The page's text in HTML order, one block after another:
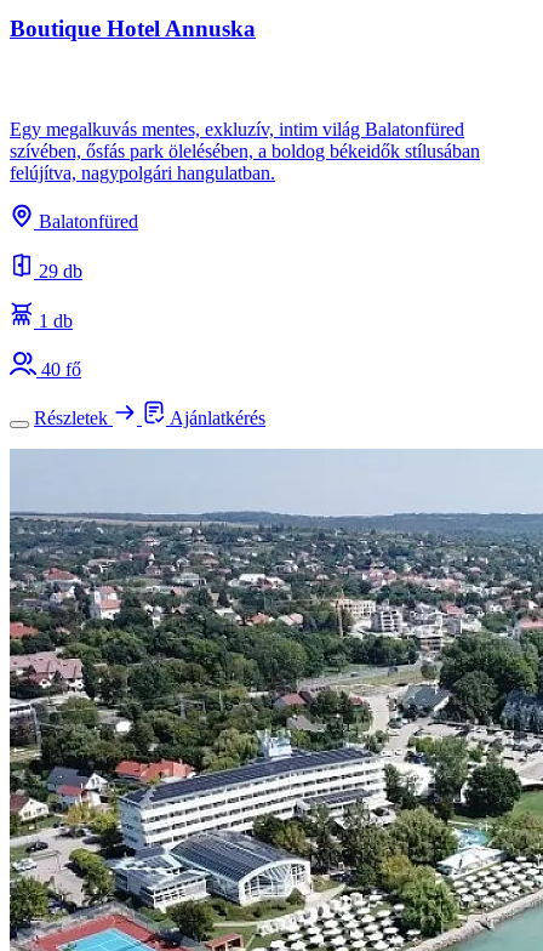
Boutique Hotel Annuska
Egy megalkuvás mentes, exkluzív, intim világ Balatonfüred
szívében, ősfás park ölelésében, a boldog békeidők stílusában
felújítva, nagypolgári hangulatban.
Balatonfüred
29 db
1 db
40 fő
Részletek Ajánlatkérés